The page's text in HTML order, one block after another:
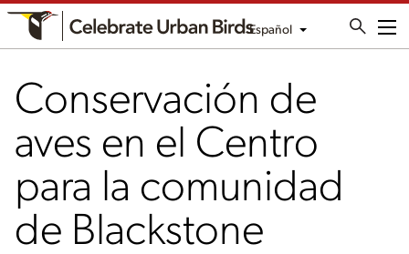
Español
Conservación de
aves en el Centro
para la comunidad
de Blackstone